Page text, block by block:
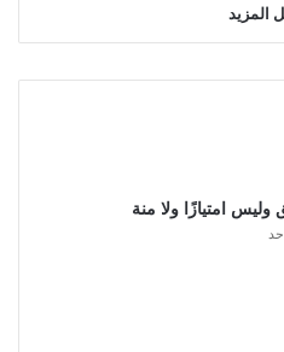
المزيد
امتيازًا ولا منة